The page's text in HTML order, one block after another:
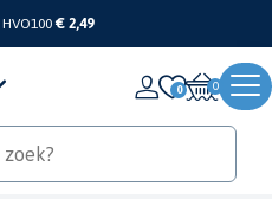
HVO100 € 2,49
0